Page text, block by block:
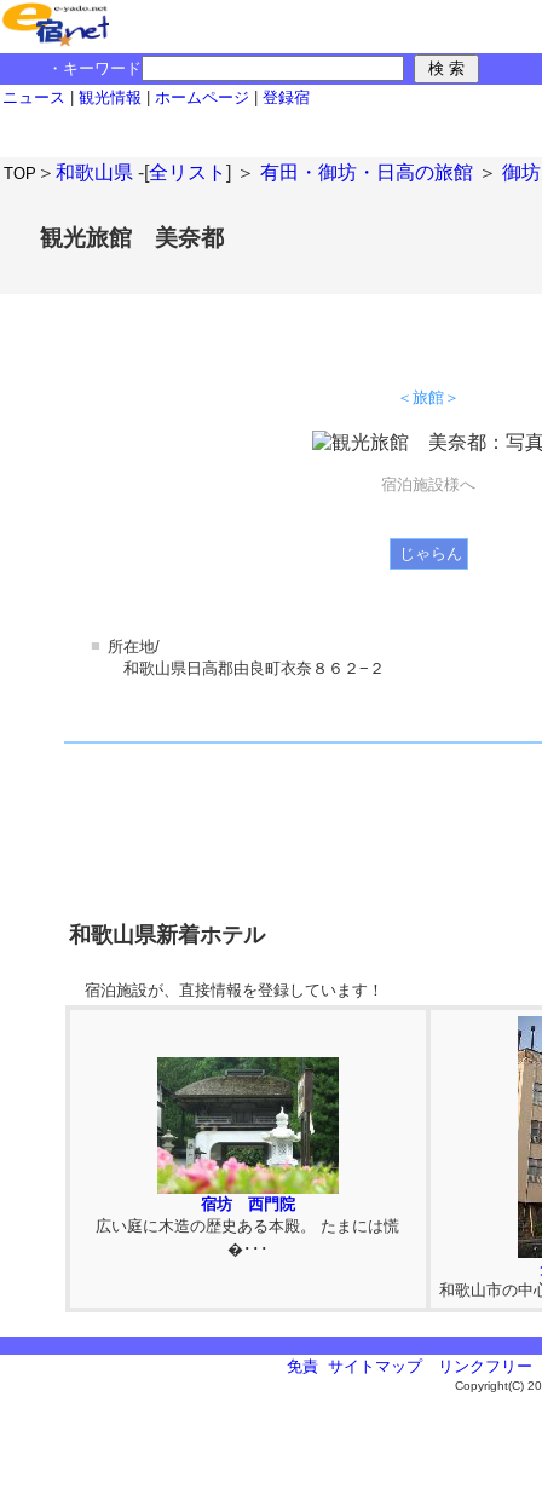
・キーワード
ニュース
観光情報 ホームページ 登録宿
TOP ＞ 和歌山県 -[全リスト ] ＞ 有田・御坊・日高の旅館 ＞ 御
観光旅館 美奈都
＜旅館＞
宿泊施設様へ
じゃらん
■ 所在地/
和歌山県日高郡由良町衣奈８６２−２
和歌山県新着ホテル
宿泊施設が、直接情報を登録しています！
宿坊 西門院
広い庭に木造の歴史ある本殿。 たまには慌
�･･･
和歌山市の中
免責 サイトマップ リンクフリー
Copyright(C)